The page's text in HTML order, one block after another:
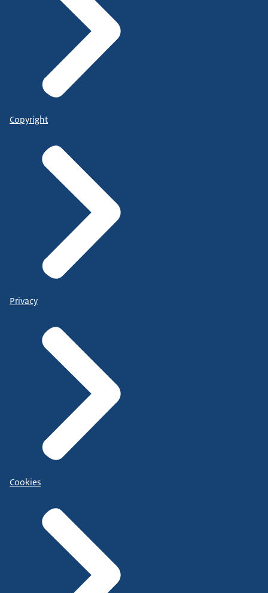
Copyright
Privacy
Cookies